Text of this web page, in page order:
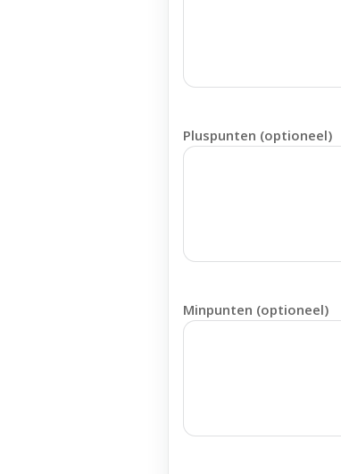
Pluspunten (optioneel)
Minpunten (optioneel)